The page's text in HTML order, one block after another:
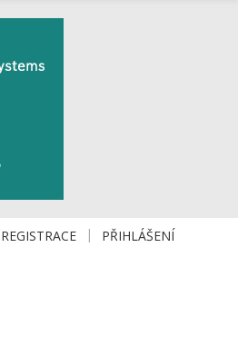
REGISTRACE PŘIHLÁŠENÍ